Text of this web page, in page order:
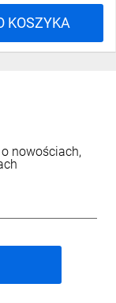
KOSZYKA
nowościach,